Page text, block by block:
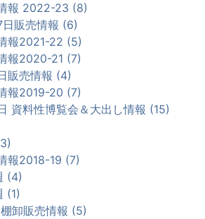
報 2022-23 (8)
販売情報 (6)
報2021-22 (5)
報2020-21 (7)
販売情報 (4)
報2019-20 (7)
資料性博覧会＆大出し情報 (15)
報2018-19 (7)
(4)
(1)
卸販売情報 (5)